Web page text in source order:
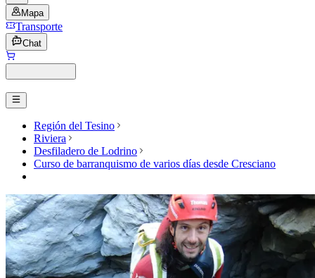
Mapa
Transporte
Chat
Región del Tesino
Riviera
Desfiladero de Lodrino
Curso de barranquismo de varios días desde Cresciano